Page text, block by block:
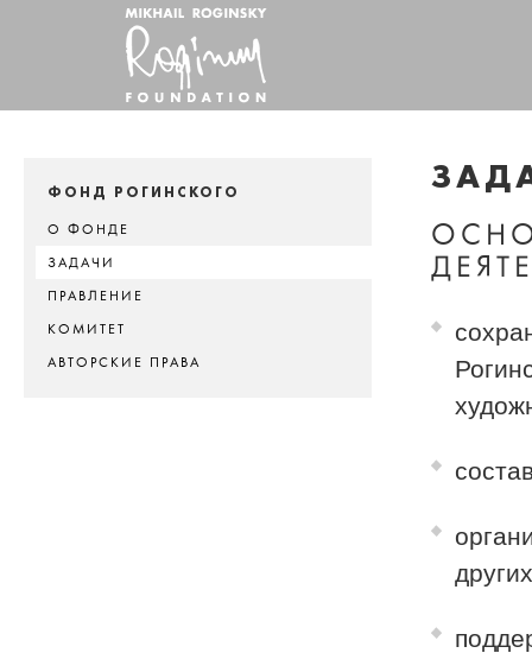
ФОНД РОГИНСКОГО
О ФОНДЕ
ЗАДАЧИ
ПРАВЛЕНИЕ
КОМИТЕТ
АВТОРСКИЕ ПРАВА